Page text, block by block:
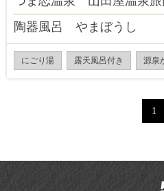
陶器風呂 やまぼうし
にごり湯 露天風呂付き 源泉
1